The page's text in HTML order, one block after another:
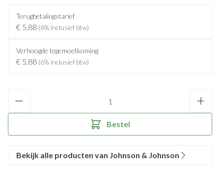
Terugbetalingstarief
€ 5,88 (6% inclusief btw)
Verhoogde tegemoetkoming
€ 5,88 (6% inclusief btw)
Bestel
Bekijk alle producten van Johnson & Johnson